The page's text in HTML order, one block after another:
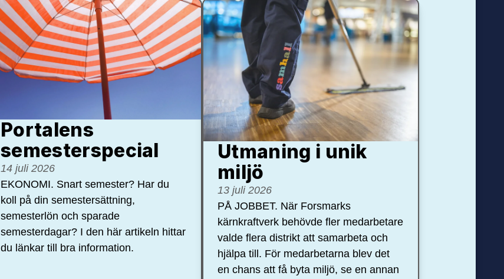
Portalens
semester­special
14 juli 2026
EKONOMI. Snart semester? Har du
koll på din semestersättning,
semesterlön och sparade
semesterdagar? I den här artikeln hittar
du länkar till bra information.
Utmaning i unik
miljö
13 juli 2026
PÅ JOBBET. När Forsmarks
kärnkraftverk behövde fler medarbetare
valde flera distrikt att samarbeta och
hjälpa till. För medarbetarna blev det
en chans att få byta miljö, se en annan